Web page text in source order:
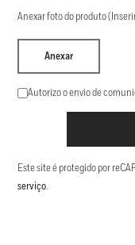
Anexar foto do produto
Anexar
Autorizo o envio de
Este site é protegido por
serviço.